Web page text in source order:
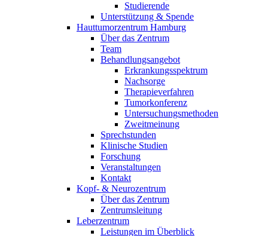
Studierende
Unterstützung & Spende
Hauttumorzentrum Hamburg
Über das Zentrum
Team
Behandlungsangebot
Erkrankungsspektrum
Nachsorge
Therapieverfahren
Tumorkonferenz
Untersuchungsmethoden
Zweitmeinung
Sprechstunden
Klinische Studien
Forschung
Veranstaltungen
Kontakt
Kopf- & Neurozentrum
Über das Zentrum
Zentrumsleitung
Leberzentrum
Leistungen im Überblick